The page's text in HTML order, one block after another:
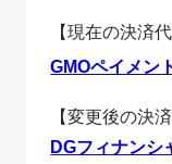
【現在の決済
GMOペイメン
【変更後の決
DGフィナンシ